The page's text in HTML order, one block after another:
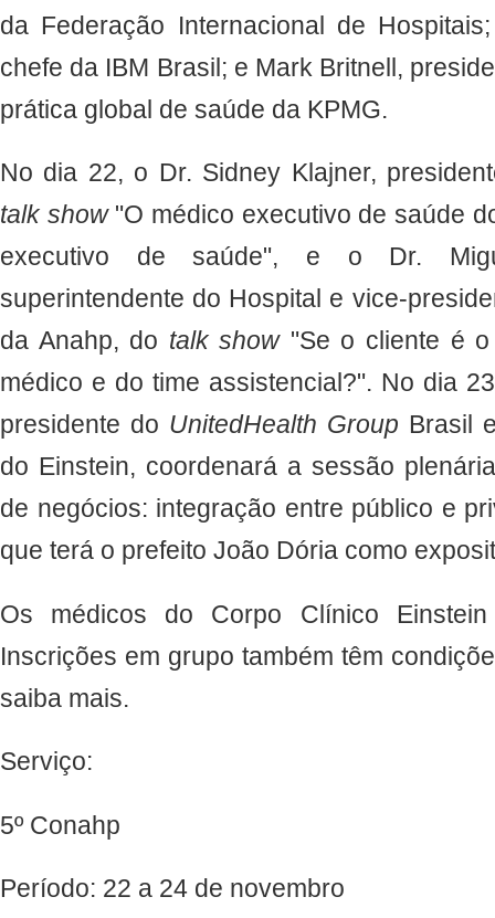
da Federação Internacional de
chefe da IBM Brasil; e Mark Britnell,
prática global de saúde da KPMG.
No dia 22, o Dr. Sidney Klajner,
talk show"O médico executivo de saúde
executivo de saúde", e o Dr.
superintendente do Hospital e vice-
da Anahp, do talk show"Se o cliente é o
médico e do time assistencial?". No dia
presidente do UnitedHealth Group Brasil
do Einstein, coordenará a sessão
de negócios: integração entre público e
que terá o prefeito João Dória como
Os médicos do Corpo Clínico
Inscrições em grupo também têm
saiba mais.
Serviço:
5º Conahp
Período: 22 a 24 de novembro